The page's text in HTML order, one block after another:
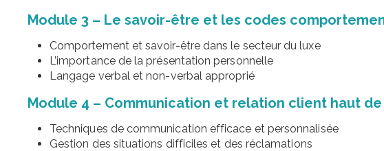
Module 3 – Le savoir-être et les codes
Comportement et savoir-être dans le secteur du luxe
L’importance de la présentation personnelle
Langage verbal et non-verbal approprié
Module 4 – Communication et relation client haut
Techniques de communication efficace et personnalisée
Gestion des situations difficiles et des réclamations